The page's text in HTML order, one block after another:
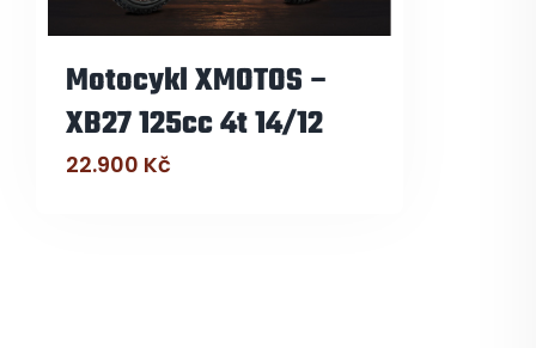
Motocykl XMOTOS –
XB27 125cc 4t 14/12
22.900 Kč